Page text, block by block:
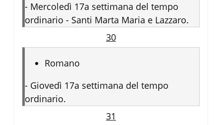
- Mercoledì 17a settimana del tempo
ordinario - Santi Marta Maria e Lazzaro.
30
Romano
- Giovedì 17a settimana del tempo
ordinario.
31